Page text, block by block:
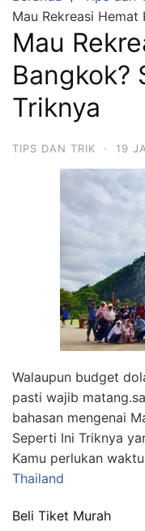
Mau Rekreasi Hemat
Mau
Bangkok?
Triknya
TIPS DAN TRIK · 19
Walaupun budget
pasti wajib
bahasan mengenai
Seperti Ini Triknya
Kamu perlukan
Thailand
Beli Tiket Murah